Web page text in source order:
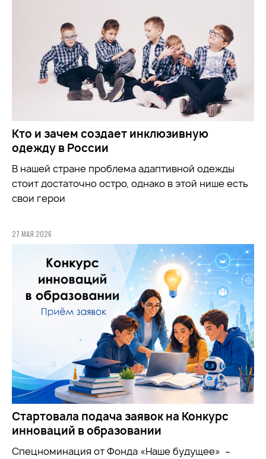
Кто и зачем создает инклюзивную
одежду в России
В нашей стране проблема адаптивной одежды
стоит достаточно остро, однако в этой нише есть
свои герои
27 МАЯ 2026
Стартовала подача заявок на Конкурс
инноваций в образовании
Спецноминация от Фонда «Наше будущее» –